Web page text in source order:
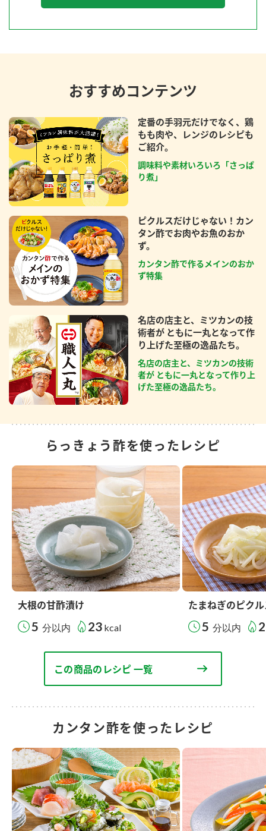
おすすめコンテンツ
定番の手羽元だけでなく、鶏
もも肉や、レンジのレシピも
ご紹介。
調味料や素材いろいろ「さっぱ
り煮」
ピクルスだけじゃない！カン
タン酢でお肉やお魚のおか
ず。
カンタン酢で作るメインのおか
ず特集
名店の店主と、ミツカンの技
術者が ともに一丸となって作
り上げた至極の逸品たち。
名店の店主と、ミツカンの技術
者が ともに一丸となって作り上
げた至極の逸品たち。
らっきょう酢を使ったレシピ
大根の甘酢漬け
5 分以内 23 kcal
たまねぎのピク
5 分以内
この商品のレシピ 一覧
カンタン酢を使ったレシピ